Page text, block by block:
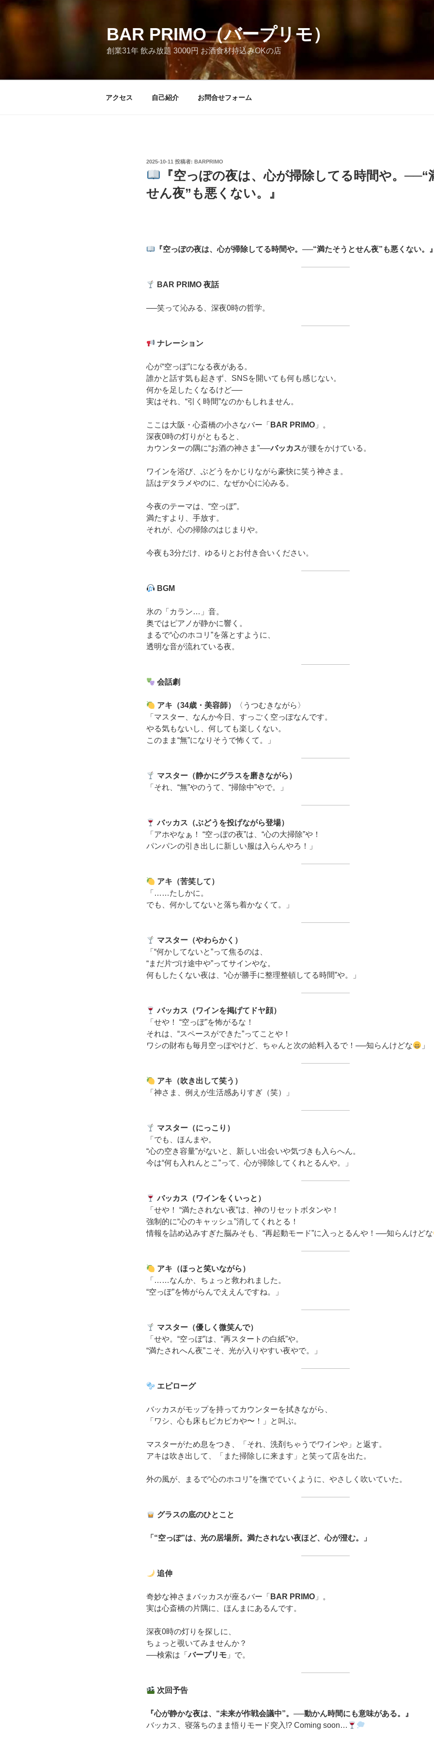
コ
BAR PRIMO（バープリモ）
創業31年 飲み放題 3000円 お酒食材持込みOKの店
アクセス 自己紹介 お問合せフォーム
投
日:
2025-10-11 投稿者: BARPRIMO
『空っぽの夜は、心が掃除してる時間や。──“
せん夜”も悪くない。』
『空っぽの夜は、心が掃除してる時間や。──“満たそうとせん夜”も悪くない。
BAR PRIMO夜話
──笑って沁みる、深夜0時の哲学。
ナレーション
心が“空っぽ”になる夜がある。
誰かと話す気も起きず、SNSを開いても何も感じない。
何かを足したくなるけど──
実はそれ、“引く時間”なのかもしれません。
ここは大阪・心斎橋の小さなバー「 BAR PRIMO 」。
深夜0時の灯りがともると、
カウンターの隅に“お酒の神さま”──バッカスが腰をかけている。
ワインを浴び、ぶどうをかじりながら豪快に笑う神さま。
話はデタラメやのに、なぜか心に沁みる。
今夜のテーマは、“空っぽ”。
満たすより、手放す。
それが、心の掃除のはじまりや。
今夜も3分だけ、ゆるりとお付き合いください。
BGM
氷の「カラン…」音。
奥ではピアノが静かに響く。
まるで“心のホコリ”を落とすように、
透明な音が流れている夜。
会話劇
アキ（34歳・美容師）
〈うつむきながら〉
「マスター、なんか今日、すっごく空っぽなんです。
やる気もないし、何しても楽しくない。
このまま“無”になりそうで怖くて。」
マスター（静かにグラスを磨きながら）
「それ、“無”やのうて、“掃除中”やで。」
バッカス（ぶどうを投げながら登場）
「アホやなぁ！ “空っぽの夜”は、“心の大掃除”や！
パンパンの引き出しに新しい服は入らんやろ！」
アキ（苦笑して）
「……たしかに。
でも、何かしてないと落ち着かなくて。」
マスター（やわらかく）
「“何かしてないと”って焦るのは、
“まだ片づけ途中や”ってサインやな。
何もしたくない夜は、“心が勝手に整理整頓してる時間”や。」
バッカス（ワインを掲げてドヤ顔）
「せや！ “空っぽ”を怖がるな！
それは、“スペースができた”ってことや！
ワシの財布も毎月空っぽやけど、ちゃんと次の給料入るで！──知らんけどな
」
アキ（吹き出して笑う）
「神さま、例えが生活感ありすぎ（笑）」
マスター（にっこり）
「でも、ほんまや。
“心の空き容量”がないと、新しい出会いや気づきも入らへん。
今は“何も入れんとこ”って、心が掃除してくれとるんや。」
バッカス（ワインをくいっと）
「せや！ “満たされない夜”は、神のリセットボタンや！
強制的に“心のキャッシュ”消してくれとる！
情報を詰め込みすぎた脳みそも、“再起動モード”に入っとるんや！──知らんけどな
アキ（ほっと笑いながら）
「……なんか、ちょっと救われました。
“空っぽ”を怖がらんでええんですね。」
マスター（優しく微笑んで）
「せや。“空っぽ”は、“再スタートの白紙”や。
“満たされへん夜”こそ、光が入りやすい夜やで。」
エピローグ
バッカスがモップを持ってカウンターを拭きながら、
「ワシ、心も床もピカピカや〜！」と叫ぶ。
マスターがため息をつき、「それ、洗剤ちゃうでワインや」と返す。
アキは吹き出して、「また掃除しに来ます」と笑って店を出た。
外の風が、まるで“心のホコリ”を撫でていくように、やさしく吹いていた。
グラスの底のひとこと
「“空っぽ”は、光の居場所。満たされない夜ほど、心が澄む。」
追伸
奇妙な神さまバッカスが座るバー「 BAR PRIMO 」。
実は心斎橋の片隅に、ほんまにあるんです。
深夜0時の灯りを探しに、
ちょっと覗いてみませんか？
──検索は「バープリモ 」で。
次回予告
『心が静かな夜は、“未来が作戦会議中”。──動かん時間にも意味がある。』
バッカス、寝落ちのまま悟りモード突入!? Coming soon…